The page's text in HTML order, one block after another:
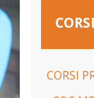
CORSI